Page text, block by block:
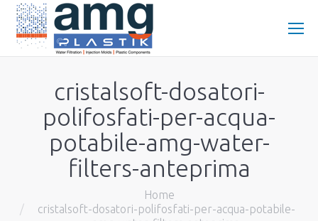
cristalsoft-dosatori-
polifosfati-per-acqua-
potabile-amg-water-
filters-anteprima
Home
cristalsoft-dosatori-polifosfati-per-acqua-potabile-